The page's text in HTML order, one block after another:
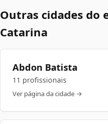
Outras cidades do
Catarina
Abdon Batista
11 profissionais
Ver página da cidade →